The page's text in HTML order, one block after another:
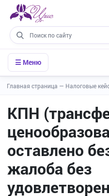
☰ Меню
Главная страница — Налоговые
КПН
оставлено
жалоба без